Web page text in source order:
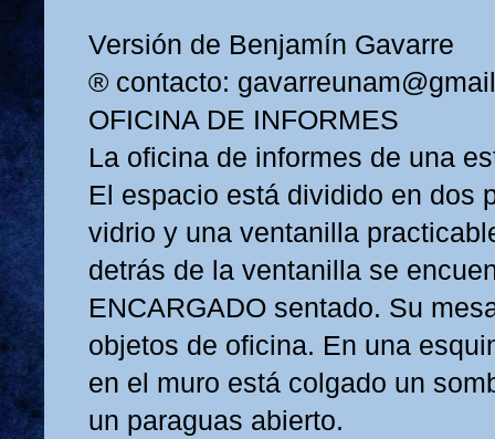
Versión de Benjamín Gavarre
® contacto:
OFICINA DE INFORMES
La oficina de informes de una
El espacio está dividido en dos
vidrio y una ventanilla
detrás de la ventanilla se
ENCARGADO sentado. Su
objetos de oficina. En una
en el muro está colgado un
un paraguas abierto.